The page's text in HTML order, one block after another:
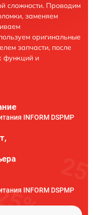
сложности. Проводим
заменяем
оригинальные
запчасти, после
функций и
INFORM DSPMP
INFORM DSPMP